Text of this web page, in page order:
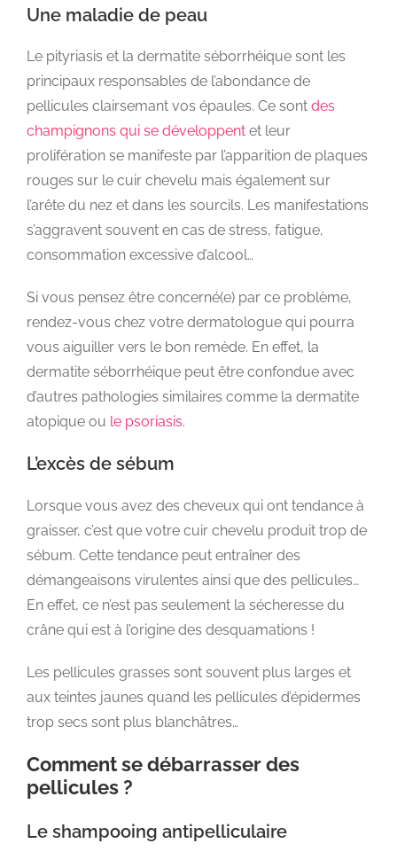
Une maladie de peau
Le pityriasis et la dermatite séborrhéique sont les
principaux responsables de l’abondance de
pellicules clairsemant vos épaules. Ce sont des
champignons qui se développent et leur
prolifération se manifeste par l’apparition de plaques
rouges sur le cuir chevelu mais également sur
l’arête du nez et dans les sourcils. Les manifestations
s’aggravent souvent en cas de stress, fatigue,
consommation excessive d’alcool…
Si vous pensez être concerné(e) par ce problème,
rendez-vous chez votre dermatologue qui pourra
vous aiguiller vers le bon remède. En effet, la
dermatite séborrhéique peut être confondue avec
d’autres pathologies similaires comme la dermatite
atopique ou le psoriasis.
L’excès de sébum
Lorsque vous avez des cheveux qui ont tendance à
graisser, c’est que votre cuir chevelu produit trop de
sébum. Cette tendance peut entraîner des
démangeaisons virulentes ainsi que des pellicules…
En effet, ce n’est pas seulement la sécheresse du
crâne qui est à l’origine des desquamations !
Les pellicules grasses sont souvent plus larges et
aux teintes jaunes quand les pellicules d’épidermes
trop secs sont plus blanchâtres…
Comment se débarrasser des
pellicules ?
Le shampooing antipelliculaire